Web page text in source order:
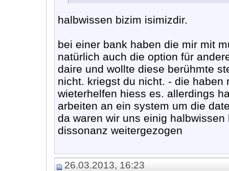
halbwissen bizim isimizdir.
bei einer bank haben die mir mit
natürlich auch die option für
daire und wollte diese berühmte
nicht. kriegst du nicht. - die
wieterhelfen hiess es. allerdings
arbeiten an ein system um die
da waren wir uns einig
dissonanz weitergezogen
26.03.2013, 16:23